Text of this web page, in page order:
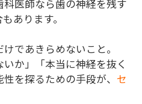
医師なら歯の神経を残す
あります。
であきらめないこと。
いか」「本当に神経を抜く
を探るための手段が、 セ